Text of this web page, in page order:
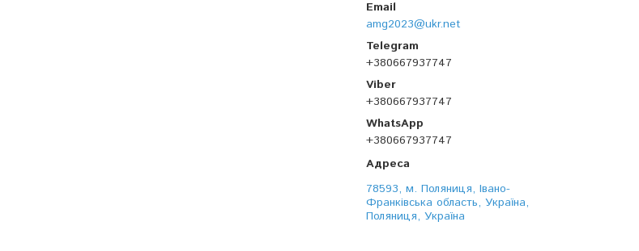
amg2023@ukr.net
+380667937747
+380667937747
+380667937747
78593, м. Поляниця, Івано-
Франківська область, Україна,
Поляниця, Україна